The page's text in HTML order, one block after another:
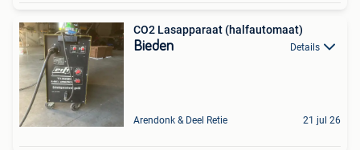
CO2 Lasapparaat (halfautomaat)
Bieden Details
Arendonk & Deel Retie 21 jul 26